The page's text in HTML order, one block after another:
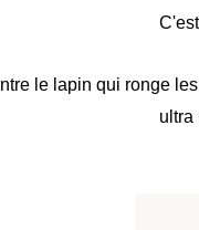
le lapin qui ronge
ultra